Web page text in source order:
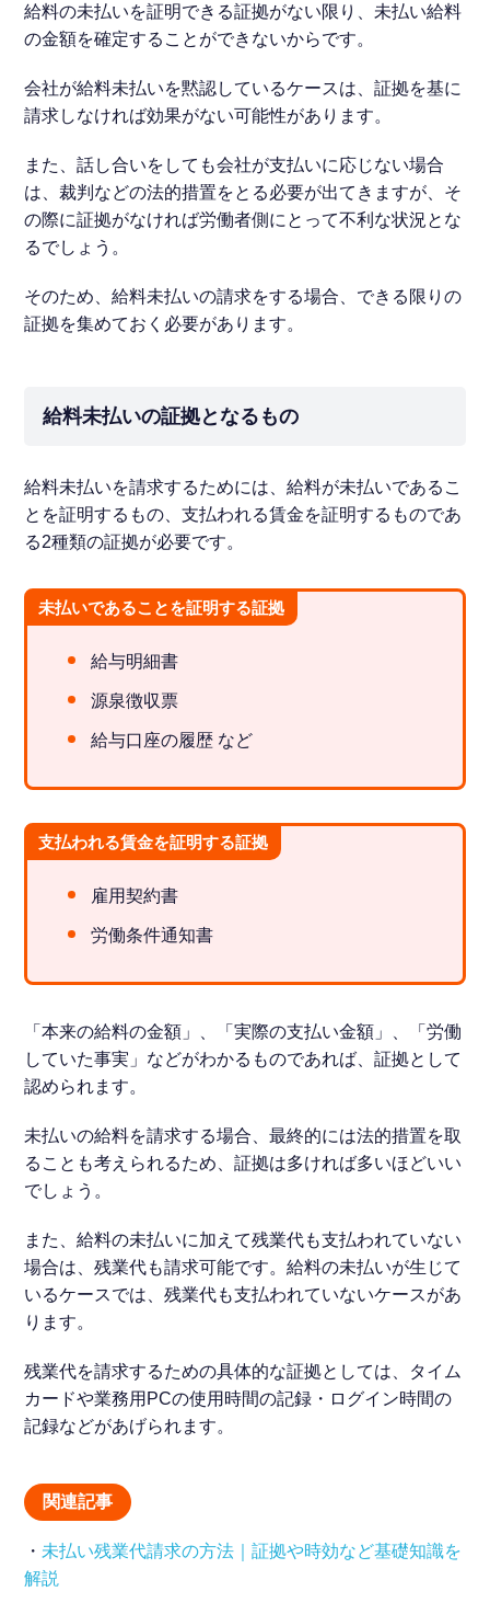
給料の未払いを証明できる証拠がない限り、未払い給料
の金額を確定することができないからです。
会社が給料未払いを黙認しているケースは、証拠を基に
請求しなければ効果がない可能性があります。
また、話し合いをしても会社が支払いに応じない場合
は、裁判などの法的措置をとる必要が出てきますが、そ
の際に証拠がなければ労働者側にとって不利な状況とな
るでしょう。
そのため、給料未払いの請求をする場合、できる限りの
証拠を集めておく必要があります。
給料未払いの証拠となるもの
給料未払いを請求するためには、給料が未払いであるこ
とを証明するもの、支払われる賃金を証明するものであ
る2種類の証拠が必要です。
未払いであることを証明する証拠
給与明細書
源泉徴収票
給与口座の履歴 など
支払われる賃金を証明する証拠
雇用契約書
労働条件通知書
「本来の給料の金額」、「実際の支払い金額」、「労働
していた事実」などがわかるものであれば、証拠として
認められます。
未払いの給料を請求する場合、最終的には法的措置を取
ることも考えられるため、証拠は多ければ多いほどいい
でしょう。
また、給料の未払いに加えて残業代も支払われていない
場合は、残業代も請求可能です。給料の未払いが生じて
いるケースでは、残業代も支払われていないケースがあ
ります。
残業代を請求するための具体的な証拠としては、タイム
カードや業務用PCの使用時間の記録・ログイン時間の
記録などがあげられます。
関連記事
・ 未払い残業代請求の方法｜証拠や時効など基礎知識を
解説